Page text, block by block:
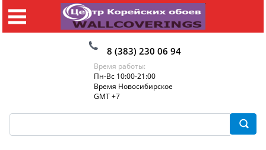
8 (383) 230 06 94
Время работы:
Пн-Вс 10:00-21:00
Время Новосибирское
GMT +7